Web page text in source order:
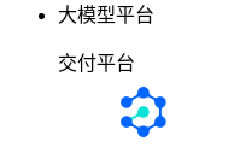
大模型平台
交付平台